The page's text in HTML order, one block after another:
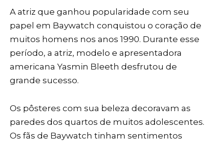
A atriz que ganhou popularidade com seu
papel em Baywatch conquistou o coração de
muitos homens nos anos 1990. Durante esse
período, a atriz, modelo e apresentadora
americana Yasmin Bleeth desfrutou de
grande sucesso.
Os pôsteres com sua beleza decoravam as
paredes dos quartos de muitos adolescentes.
Os fãs de Baywatch tinham sentimentos